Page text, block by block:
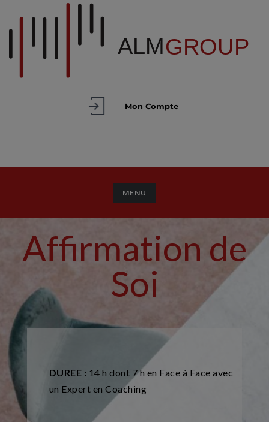
Mon Compte
TOGGLE NAVIGATION
MENU
Affirmation de
Soi
DUREE : 14 h dont 7 h en Face à Face avec
un Expert en Coaching